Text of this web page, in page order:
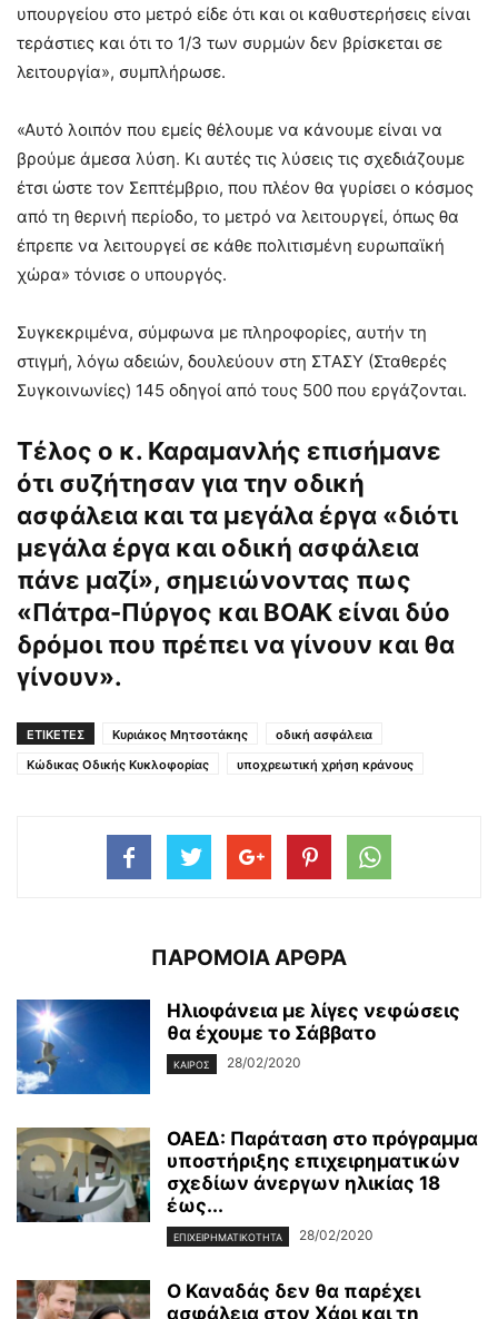
υπουργείου στο μετρό είδε ότι και οι καθυστερήσεις είναι
τεράστιες και ότι το 1/3 των συρμών δεν βρίσκεται σε
λειτουργία», συμπλήρωσε.
«Αυτό λοιπόν που εμείς θέλουμε να κάνουμε είναι να
βρούμε άμεσα λύση. Κι αυτές τις λύσεις τις σχεδιάζουμε
έτσι ώστε τον Σεπτέμβριο, που πλέον θα γυρίσει ο κόσμος
από τη θερινή περίοδο, το μετρό να λειτουργεί, όπως θα
έπρεπε να λειτουργεί σε κάθε πολιτισμένη ευρωπαϊκή
χώρα» τόνισε ο υπουργός.
Συγκεκριμένα, σύμφωνα με πληροφορίες, αυτήν τη
στιγμή, λόγω αδειών, δουλεύουν στη ΣΤΑΣΥ (Σταθερές
Συγκοινωνίες) 145 οδηγοί από τους 500 που εργάζονται.
Τέλος ο κ. Καραμανλής επισήμανε
ότι συζήτησαν για την οδική
ασφάλεια και τα μεγάλα έργα «διότι
μεγάλα έργα και οδική ασφάλεια
πάνε μαζί», σημειώνοντας πως
«Πάτρα-Πύργος και ΒΟΑΚ είναι δύο
δρόμοι που πρέπει να γίνουν και θα
γίνουν».
ΕΤΙΚΕΤΕΣ Κυριάκος Μητσοτάκης
οδική ασφάλεια
Κώδικας Οδικής Κυκλοφορίας
υποχρεωτική χρήση κράνους
ΠΑΡΟΜΟΙΑ ΑΡΘΡΑ
Ηλιοφάνεια με λίγες νεφώσεις
θα έχουμε το Σάββατο
ΚΑΙΡΌΣ 28/02/2020
ΟΑΕΔ: Παράταση στο πρόγραμμα
υποστήριξης επιχειρηματικών
σχεδίων άνεργων ηλικίας 18
έως...
ΕΠΙΧΕΙΡΗΜΑΤΙΚΌΤΗΤΑ 28/02/2020
Ο Καναδάς δεν θα παρέχει
ασφάλεια στον Χάρι και τη